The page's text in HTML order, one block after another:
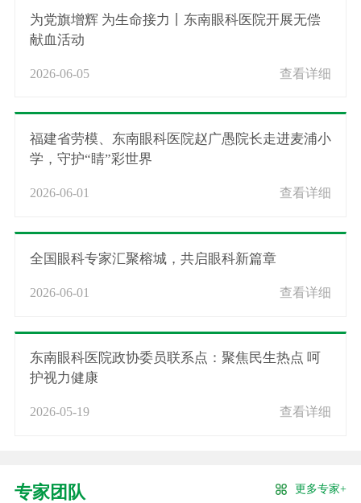
为党旗增辉 为生命接力丨东南眼科医院开展无偿
献血活动
2026-06-05 查看详细
福建省劳模、东南眼科医院赵广愚院长走进麦浦小
学，守护“睛”彩世界
2026-06-01 查看详细
全国眼科专家汇聚榕城，共启眼科新篇章
2026-06-01 查看详细
东南眼科医院政协委员联系点：聚焦民生热点 呵
护视力健康
2026-05-19 查看详细
专家团队 更多专家+